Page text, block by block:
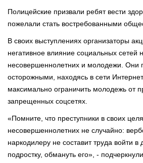
Полицейские призвали ребят вести
пожелали стать востребованными
В своих выступлениях организаторы
негативное влияние социальных сетей
несовершеннолетних и молодежи. Они
осторожными, находясь в сети
максимально ограничить молодежь от
запрещенных соцсетях.
«Помните, что преступники в своих
несовершеннолетних не случайно:
наркодилеру не составит труда войти
подростку, обмануть его», -